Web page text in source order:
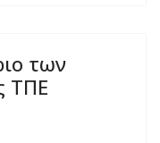
των
ΤΠΕ